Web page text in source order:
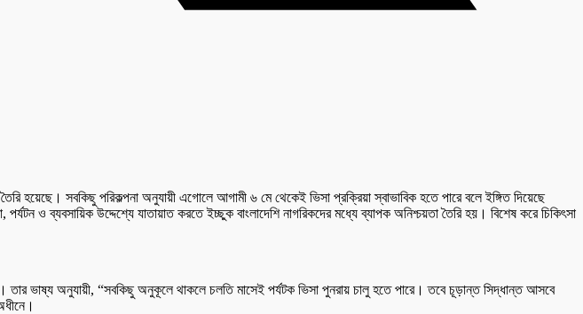
হয়েছে। সবকিছু পরিকল্পনা অনুযায়ী এগোলে আগামী ৬ মে থেকেই ভিসা প্রক্রিয়া স্বাভাবিক হতে পারে বলে ইঙ্গিত দিয়েছে
ও ব্যবসায়িক উদ্দেশ্যে যাতায়াত করতে ইচ্ছুক বাংলাদেশি নাগরিকদের মধ্যে ব্যাপক অনিশ্চয়তা তৈরি হয়। বিশেষ করে চিকিৎসা
তার ভাষ্য অনুযায়ী, “সবকিছু অনুকূলে থাকলে চলতি মাসেই পর্যটক ভিসা পুনরায় চালু হতে পারে। তবে চূড়ান্ত সিদ্ধান্ত আসবে